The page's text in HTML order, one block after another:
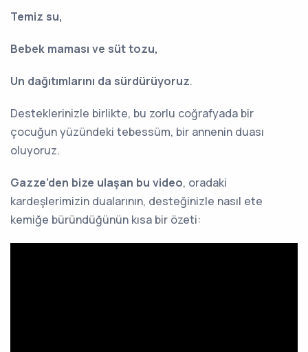
Temiz su,
Bebek maması ve süt tozu,
Un dağıtımlarını da sürdürüyoruz.
Desteklerinizle birlikte, bu zorlu coğrafyada bir
çocuğun yüzündeki tebessüm, bir annenin duası
oluyoruz.
Gazze’den bize ulaşan bu video, oradaki
kardeşlerimizin dualarının, desteğinizle nasıl ete
kemiğe büründüğünün kısa bir özeti: